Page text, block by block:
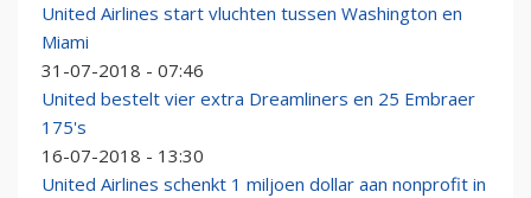
United Airlines start vluchten tussen Washington en
Miami
31-07-2018 - 07:46
United bestelt vier extra Dreamliners en 25 Embraer
175's
16-07-2018 - 13:30
United Airlines schenkt 1 miljoen dollar aan nonprofit in